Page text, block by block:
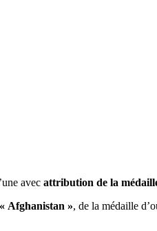
avec attribution de la
« Afghanistan », de la médaille